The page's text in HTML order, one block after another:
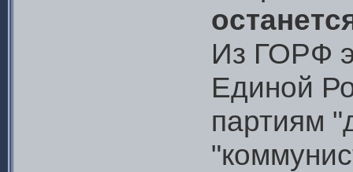
Из ГОРФ
Единой
партиям